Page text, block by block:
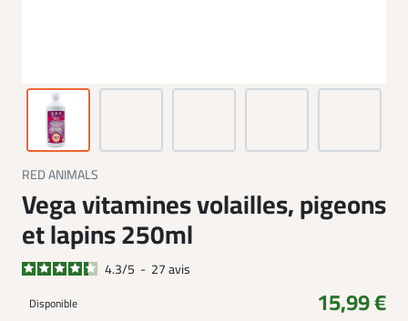
RED ANIMALS
Vega vitamines volailles, pigeons
et lapins 250ml
4.3/5 - 27avis
Disponible 15,99 €